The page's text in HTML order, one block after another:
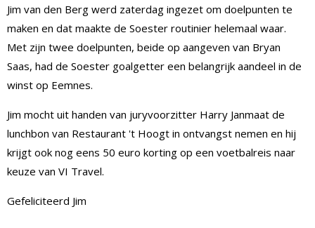
Jim van den Berg werd zaterdag ingezet om doelpunten te
maken en dat maakte de Soester routinier helemaal waar.
Met zijn twee doelpunten, beide op aangeven van Bryan
Saas, had de Soester goalgetter een belangrijk aandeel in de
winst op Eemnes.
Jim mocht uit handen van juryvoorzitter Harry Janmaat de
lunchbon van Restaurant 't Hoogt in ontvangst nemen en hij
krijgt ook nog eens 50 euro korting op een voetbalreis naar
keuze van VI Travel.
Gefeliciteerd Jim